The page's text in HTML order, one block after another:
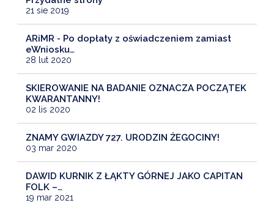
21 sie 2019
ARiMR - Po dopłaty z oświadczeniem zamiast
eWniosku…
28 lut 2020
SKIEROWANIE NA BADANIE OZNACZA POCZĄTEK
KWARANTANNY!
02 lis 2020
ZNAMY GWIAZDY 727. URODZIN ŻEGOCINY!
03 mar 2020
DAWID KURNIK Z ŁĄKTY GÓRNEJ JAKO CAPITAN
FOLK –…
19 mar 2021